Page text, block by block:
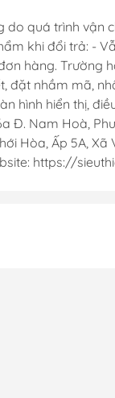
quá trình vận
khi đổi trả: -
hàng. Trường
đặt nhầm mã,
hình hiển thị,
Đ. Nam Hoà,
Hòa, Ấp 5A, Xã
https://